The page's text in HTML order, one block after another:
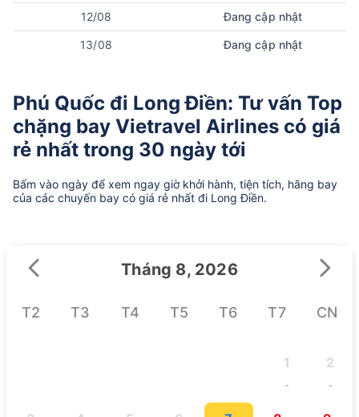
12/08 Đang cập nhật
13/08 Đang cập nhật
Phú Quốc đi Long Điền: Tư vấn Top
chặng bay Vietravel Airlines có giá
rẻ nhất trong 30 ngày tới
Bấm vào ngày để xem ngay giờ khởi hành, tiện tích, hãng bay
của các chuyến bay có giá rẻ nhất đi Long Điền.
Tháng 8, 2026
T2 T3 T4 T5 T6 T7 CN
1
-
2
-